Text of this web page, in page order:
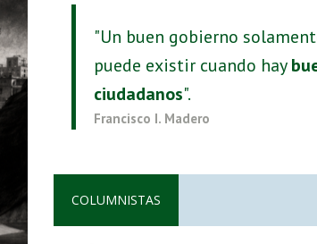
"Un buen gobierno
puede existir cuando hay
ciudadanos".
Francisco I. Madero
COLUMNISTAS